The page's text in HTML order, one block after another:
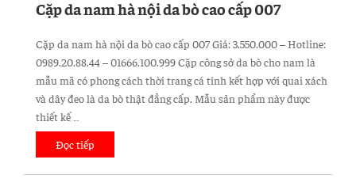
đeo
da
thật
008”
Cặp da nam hà nội da bò cao cấp 007
Cặp da nam hà nội da bò cao cấp 007 Giá: 3.550.000 – Hotline:
0989.20.88.44 – 01666.100.999 Cặp công sở da bò cho nam là
mẫu mã có phong cách thời trang cá tính kết hợp với quai xách
và dây đeo là da bò thật đẳng cấp. Mẫu sản phẩm này được
thiết kế …
Đọc tiếp
da